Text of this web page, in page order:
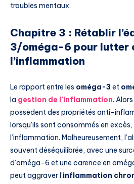
troubles mentaux.
Chapitre 3 : Rétablir
3/oméga-6 pour lutter
l’inflammation
Le rapport entre les oméga-3et
la gestion de l’inflammation.
possèdent des propriétés anti-
lorsqu’ils sont consommés en
l’inflammation. Malheureusement,
souvent déséquilibrée, avec une
d’oméga-6 et une carence en
peut aggraver l’inflammation